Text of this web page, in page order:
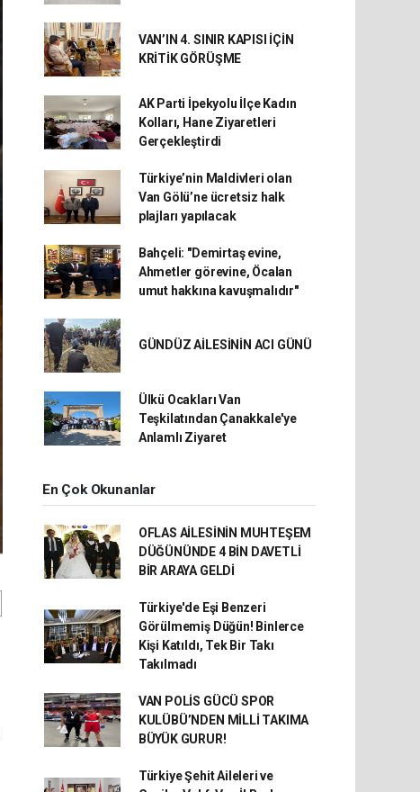
VAN’IN 4. SINIR KAPISI İÇİN
KRİTİK GÖRÜŞME
AK Parti İpekyolu İlçe Kadın
Kolları, Hane Ziyaretleri
Gerçekleştirdi
Türkiye’nin Maldivleri olan
Van Gölü’ne ücretsiz halk
plajları yapılacak
Bahçeli: "Demirtaş evine,
Ahmetler görevine, Öcalan
umut hakkına kavuşmalıdır"
GÜNDÜZ AİLESİNİN ACI GÜNÜ
Ülkü Ocakları Van
Teşkilatından Çanakkale'ye
Anlamlı Ziyaret
En Çok Okunanlar
OFLAS AİLESİNİN MUHTEŞEM
DÜĞÜNÜNDE 4 BİN DAVETLİ
BİR ARAYA GELDİ
Türkiye'de Eşi Benzeri
Görülmemiş Düğün! Binlerce
Kişi Katıldı, Tek Bir Takı
Takılmadı
VAN POLİS GÜCÜ SPOR
KULÜBÜ’NDEN MİLLİ TAKIMA
BÜYÜK GURUR!
Türkiye Şehit Aileleri ve